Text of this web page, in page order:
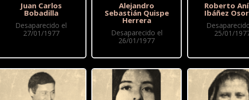
Juan Carlos
Bobadilla
Desaparecido el
27/01/1977
Alejandro
Sebastián Quispe
Herrera
Desaparecido el
26/01/1977
Roberto
Ibáñez
25/01/